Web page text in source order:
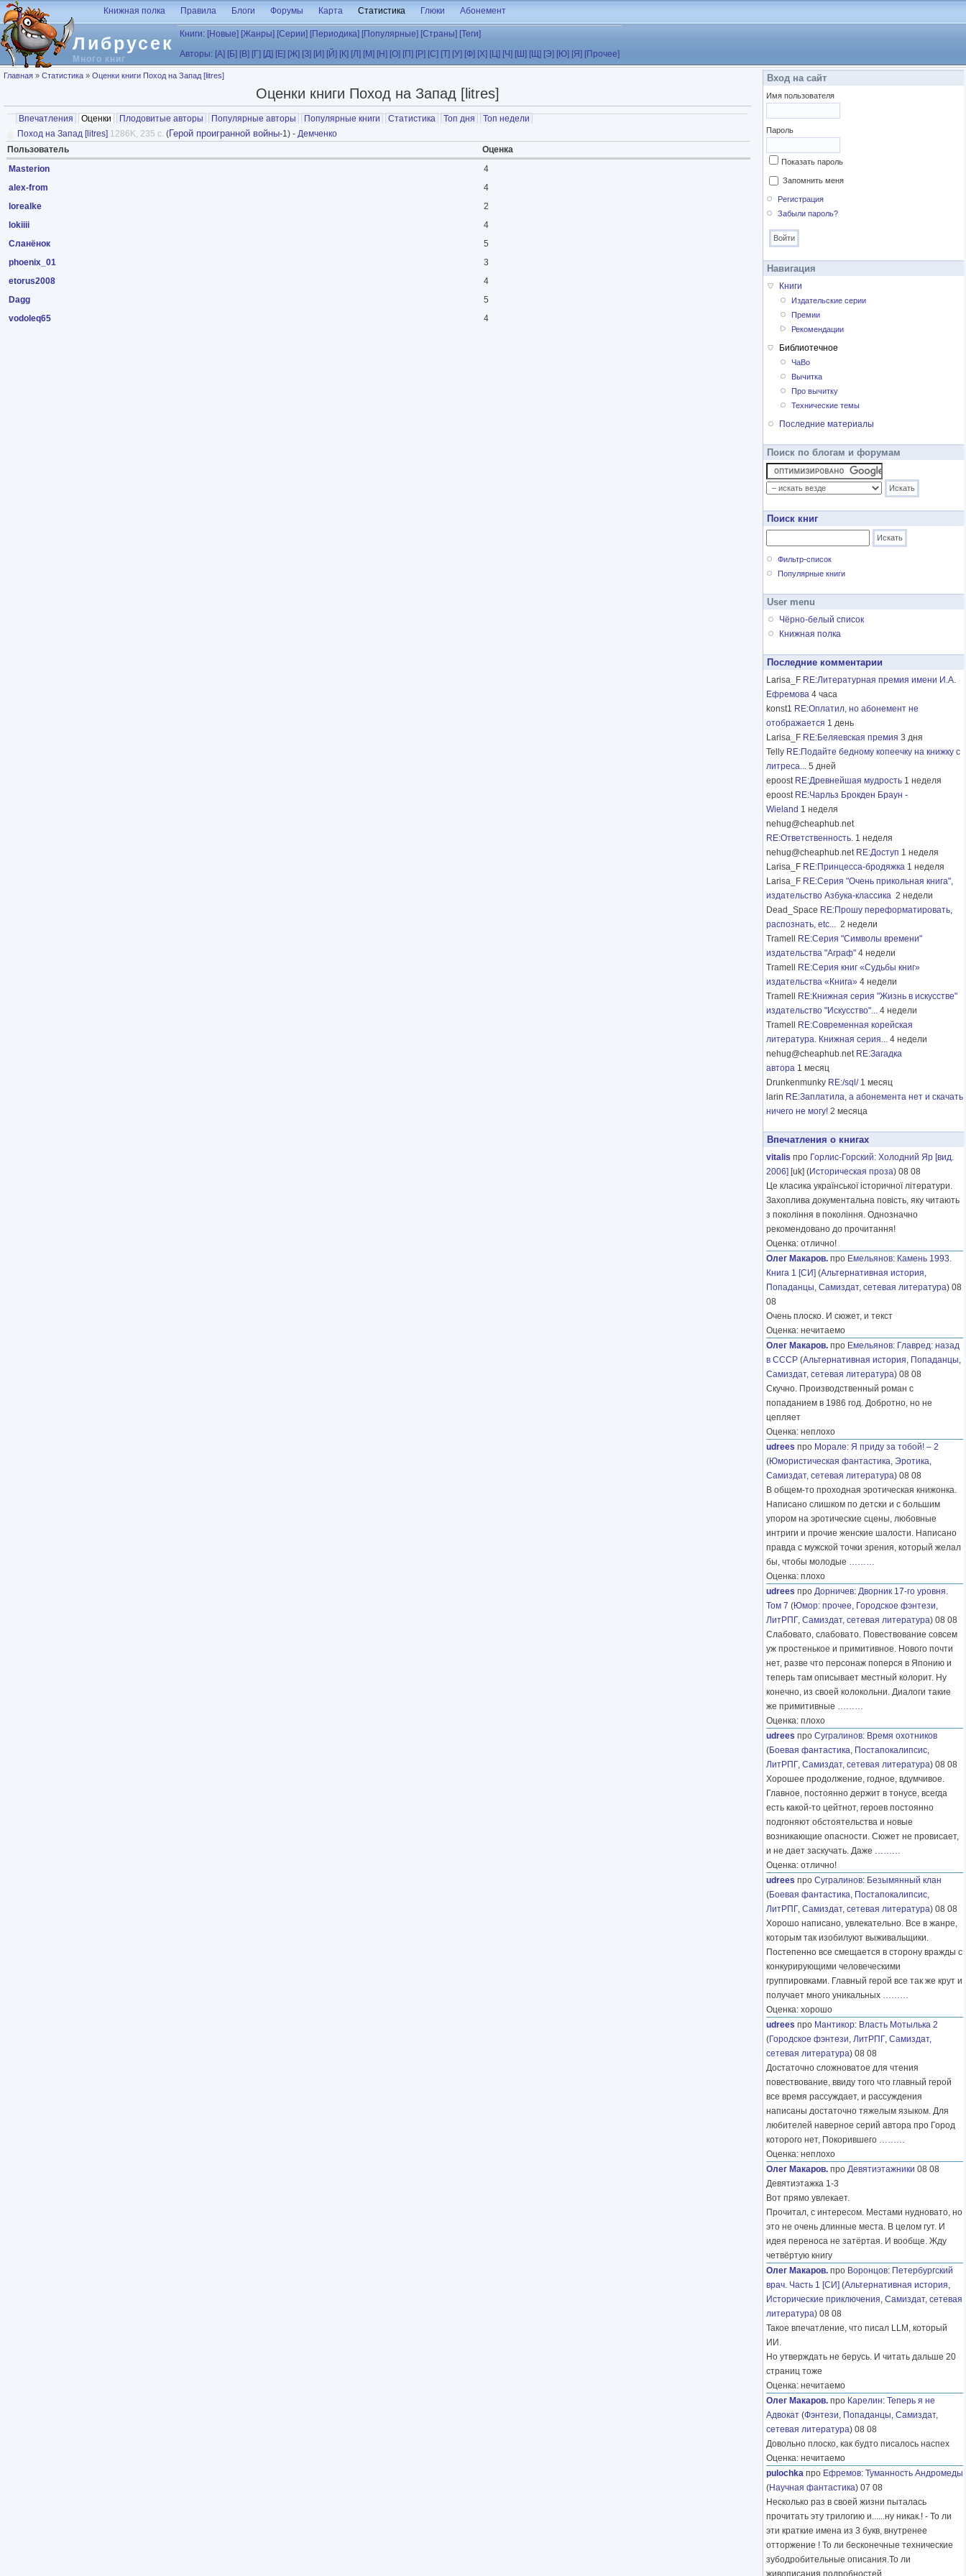
Перейти к основному содержанию
Либрусек
Много книг
Книжная полка Правила Блоги Форумы Карта Статистика Глюки Абонемент
Книги: [Новые] [Жанры] [Серии] [Периодика] [Популярные] [Страны] [Теги]
Авторы: [А] [Б] [В] [Г] [Д] [Е] [Ж] [З] [И] [Й] [К] [Л] [М] [Н] [О] [П] [Р] [С] [Т] [У] [Ф] [Х] [Ц] [Ч] [Ш] [Щ] [Э] [Ю] [Я] [Прочее]
Вы здесь
Главная » Статистика » Оценки книги Поход на Запад [litres]
Оценки книги Поход на Запад [litres]
Главные вкладки
Впечатления Оценки (активная вкладка)
Плодовитые авторы Популярные авторы Популярные книги Статистика Топ дня
Топ недели
Поход на Запад [litres] 1286K, 235 с. (Герой проигранной войны-1) - Демченко
Пользователь
Оценка
Masterion
4
alex-from
4
lorealke
2
lokiiii
4
Сланёнок
5
phoenix_01
3
etorus2008
4
Dagg
5
vodoleq65
4
Вход на сайт
Имя пользователя
Пароль
Показать пароль
Запомнить меня
Регистрация
Забыли пароль?
Навигация
Книги
Издательские серии
Премии
Рекомендации
Библиотечное
ЧаВо
Вычитка
Про вычитку
Технические темы
Последние материалы
Поиск по блогам и форумам
Поиск книг
Фильтр-список
Популярные книги
User menu
Чёрно-белый список
Книжная полка
Последние комментарии
Larisa_F RE:Литературная премия имени И.А.
Ефремова 4 часа
konst1 RE:Оплатил, но абонемент не
отображается 1 день
Larisa_F RE:Беляевская премия 3 дня
Telly RE:Подайте бедному копеечку на книжку с
литреса... 5 дней
epoost RE:Древнейшая мудрость 1 неделя
epoost RE:Чарльз Брокден Браун -
Wieland 1 неделя
nehug@cheaphub.net
RE:Ответственность. 1 неделя
nehug@cheaphub.net RE:Доступ 1 неделя
Larisa_F RE:Принцесса-бродяжка 1 неделя
Larisa_F RE:Серия "Очень прикольная книга",
издательство Азбука-классика 2 недели
Dead_Space RE:Прошу переформатировать,
распознать, etc... 2 недели
Tramell
RE:Серия "Символы времени"
издательства "Аграф" 4 недели
Tramell
RE:Серия книг «Судьбы книг»
издательства «Книга» 4 недели
Tramell
RE:Книжная серия "Жизнь в искусстве"
издательство "Искусство"... 4 недели
Tramell
RE:Современная корейская
литература. Книжная серия... 4 недели
nehug@cheaphub.net RE:Загадка
автора 1 месяц
Drunkenmunky RE:/sql/ 1 месяц
larin RE:Заплатила, а абонемента нет и скачать
ничего не могу! 2 месяца
Впечатления о книгах
vitalis про Горлис-Горский: Холодний Яр [вид.
2006] [uk] (Историческая проза) 08 08
Це класика української історичної літератури.
Захоплива документальна повість, яку читають
з покоління в покоління. Однозначно
рекомендовано до прочитання!
Оценка: отлично!
Олег Макаров. про Емельянов: Камень 1993.
Книга 1 [СИ] (Альтернативная история,
Попаданцы, Самиздат, сетевая литература) 08
08
Очень плоско. И сюжет, и текст
Оценка: нечитаемо
Олег Макаров. про Емельянов: Главред: назад
в СССР (Альтернативная история, Попаданцы,
Самиздат, сетевая литература) 08 08
Скучно. Производственный роман с
попаданием в 1986 год. Добротно, но не
цепляет
Оценка: неплохо
udrees про Морале: Я приду за тобой! – 2
(Юмористическая фантастика, Эротика,
Самиздат, сетевая литература) 08 08
В общем-то проходная эротическая книжонка.
Написано слишком по детски и с большим
упором на эротические сцены, любовные
интриги и прочие женские шалости. Написано
правда с мужской точки зрения, который желал
бы, чтобы молодые ………
Оценка: плохо
udrees про Дорничев: Дворник 17-го уровня.
Том 7 (Юмор: прочее, Городское фэнтези,
ЛитРПГ, Самиздат, сетевая литература) 08 08
Слабовато, слабовато. Повествование совсем
уж простенькое и примитивное. Нового почти
нет, разве что персонаж поперся в Японию и
теперь там описывает местный колорит. Ну
конечно, из своей колокольни. Диалоги такие
же примитивные ………
Оценка: плохо
udrees про Сугралинов: Время охотников
(Боевая фантастика, Постапокалипсис,
ЛитРПГ, Самиздат, сетевая литература) 08 08
Хорошее продолжение, годное, вдумчивое.
Главное, постоянно держит в тонусе, всегда
есть какой-то цейтнот, героев постоянно
подгоняют обстоятельства и новые
возникающие опасности. Сюжет не провисает,
и не дает заскучать. Даже ………
Оценка: отлично!
udrees про Сугралинов: Безымянный клан
(Боевая фантастика, Постапокалипсис,
ЛитРПГ, Самиздат, сетевая литература) 08 08
Хорошо написано, увлекательно. Все в жанре,
которым так изобилуют выживальщики.
Постепенно все смещается в сторону вражды с
конкурирующими человеческими
группировками. Главный герой все так же крут и
получает много уникальных ………
Оценка: хорошо
udrees про Мантикор: Власть Мотылька 2
(Городское фэнтези, ЛитРПГ, Самиздат,
сетевая литература) 08 08
Достаточно сложноватое для чтения
повествование, ввиду того что главный герой
все время рассуждает, и рассуждения
написаны достаточно тяжелым языком. Для
любителей наверное серий автора про Город
которого нет, Покорившего ………
Оценка: неплохо
Олег Макаров. про Девятиэтажники 08 08
Девятиэтажка 1-3
Вот прямо увлекает.
Прочитал, с интересом. Местами нудновато, но
это не очень длинные места. В целом гут. И
идея переноса не затёртая. И вообще. Жду
четвёртую книгу
Олег Макаров. про Воронцов: Петербургский
врач. Часть 1 [СИ] (Альтернативная история,
Исторические приключения, Самиздат, сетевая
литература) 08 08
Такое впечатление, что писал LLM, который
ИИ.
Но утверждать не берусь. И читать дальше 20
страниц тоже
Оценка: нечитаемо
Олег Макаров. про Карелин: Теперь я не
Адвокат (Фэнтези, Попаданцы, Самиздат,
сетевая литература) 08 08
Довольно плоско, как будто писалось наспех
Оценка: нечитаемо
pulochka про Ефремов: Туманность Андромеды
(Научная фантастика) 07 08
Несколько раз в своей жизни пыталась
прочитать эту трилогию и......ну никак.! - То ли
эти краткие имена из 3 букв, внутренее
отторжение ! То ли бесконечные технические
зубодробительные описания.То ли